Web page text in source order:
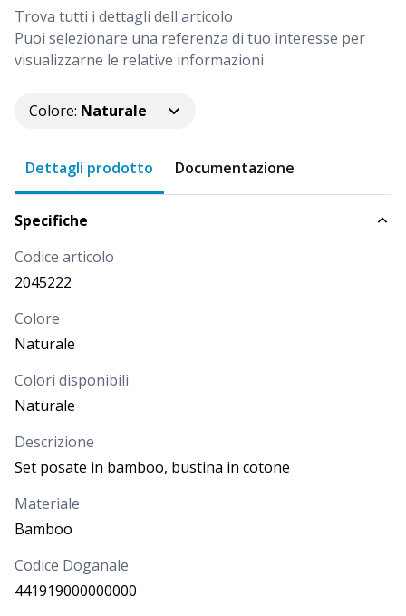
Trova tutti i dettagli dell'articolo
Puoi selezionare una referenza di tuo interesse per
visualizzarne le relative informazioni
Colore: Naturale
Dettagli prodotto Documentazione
Specifiche
Codice articolo
2045222
Colore
Naturale
Colori disponibili
Naturale
Descrizione
Set posate in bamboo, bustina in cotone
Materiale
Bamboo
Codice Doganale
441919000000000